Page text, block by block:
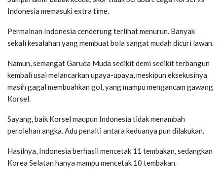
Indonesia memasuki extra time.
Permainan Indonesia cenderung terlihat menurun. Banyak
sekali kesalahan yang membuat bola sangat mudah dicuri lawan.
Namun, semangat Garuda Muda sedikit demi sedikit terbangun
kembali usai melancarkan upaya-upaya, meskipun eksekusinya
masih gagal membuahkan gol, yang mampu mengancam gawang
Korsel.
Sayang, baik Korsel maupun Indonesia tidak menambah
perolehan angka. Adu penalti antara keduanya pun dilakukan.
Hasilnya, Indonesia berhasil mencetak 11 tembakan, sedangkan
Korea Selatan hanya mampu mencetak 10 tembakan.